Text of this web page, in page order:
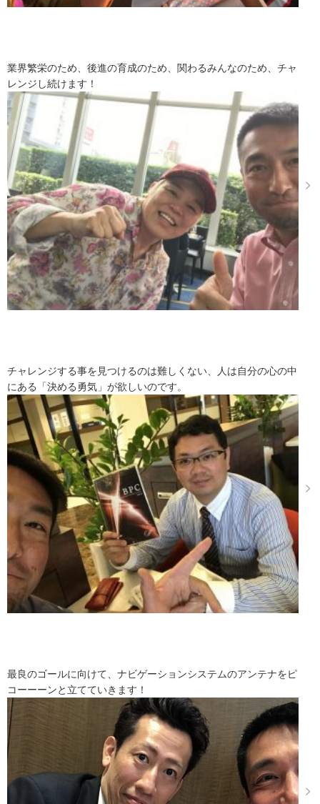
業界繁栄のため、後進の育成のため、関わるみんなのため、チャ
レンジし続けます！
チャレンジする事を見つけるのは難しくない、人は自分の心の中
にある「決める勇気」が欲しいのです。
最良のゴールに向けて、ナビゲーションシステムのアンテナをピ
コーーーンと立てていきます！